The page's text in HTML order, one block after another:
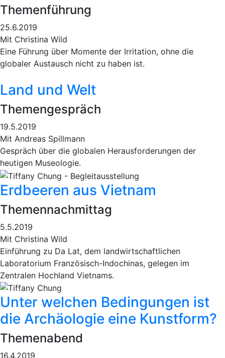
Themenführung
25.6.2019
Mit Christina Wild
Eine Führung über Momente der Irritation, ohne die
globaler Austausch nicht zu haben ist.
Land und Welt
Themengespräch
19.5.2019
Mit Andreas Spillmann
Gespräch über die globalen Herausforderungen der
heutigen Museologie.
Erdbeeren aus Vietnam
Themennachmittag
5.5.2019
Mit Christina Wild
Einführung zu Da Lat, dem landwirtschaftlichen
Laboratorium Französisch-Indochinas, gelegen im
Zentralen Hochland Vietnams.
Unter welchen Bedingungen ist
die Archäologie eine Kunstform?
Themenabend
16.4.2019